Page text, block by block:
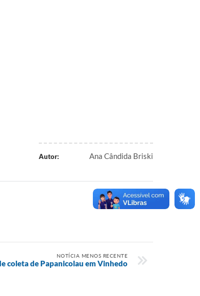
Autor: Ana Cândida Briski
NOTÍCIA MENOS RECENTE
coleta de Papanicolau em Vinhedo